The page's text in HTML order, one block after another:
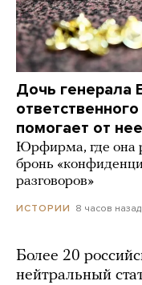
Дочь генерала
помогает от
Юрфирма, где она
бронь
разговоров»
ИСТОРИИ 8 часов назад
Более 20
нейтральный